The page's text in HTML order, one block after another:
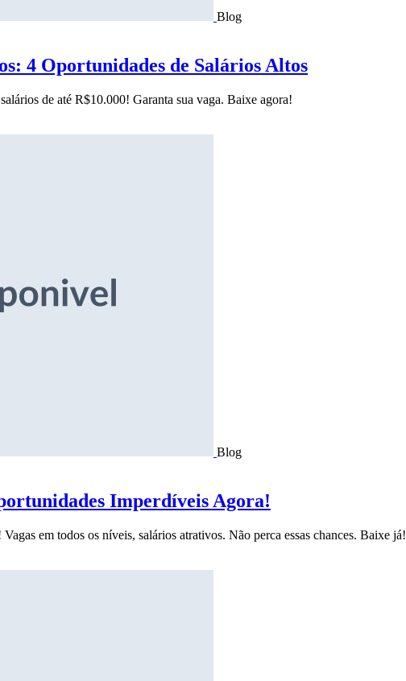
Blog
4 Oportunidades de Salários Altos
de até R$10.000! Garanta sua vaga. Baixe agora!
Blog
Imperdíveis Agora!
em todos os níveis, salários atrativos. Não perca essas chances. Baixe já!